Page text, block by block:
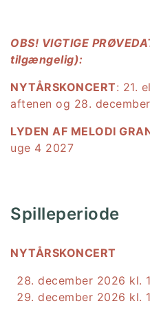
OBS! VIGTIGE
tilgængelig):
NYTÅRSKONCERT: 21.
aftenen og 28.
LYDEN AF MELODI
uge 4 2027
Spilleperiode
NYTÅRSKONCERT
december 2026 kl.
december 2026 kl.